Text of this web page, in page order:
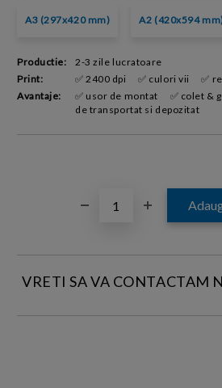
A3 (297x420 mm) A2 (420x594
Productie:
2-3 zile lucratoare
Print:
✅ 2400 dpi ✅ culori vii
✅
Avantaje:
✅ usor de montat ✅ colet &
de transportat si depozitat
VRETI SA VA CONTACTAM